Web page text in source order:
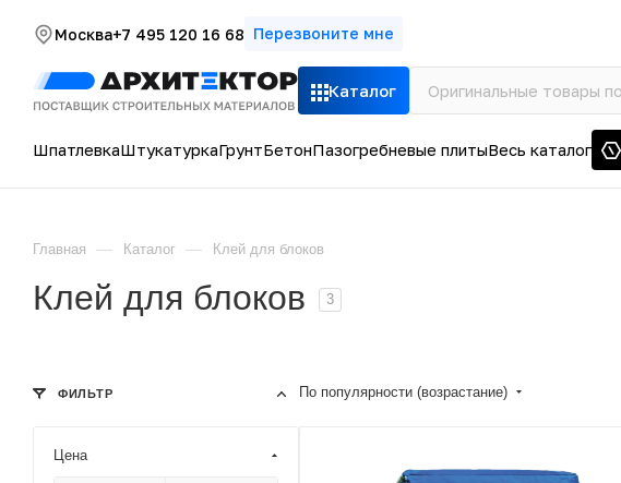
Москва+7 495 120 16 68 Перезвоните мне
Каталог
ШпатлевкаШтукатуркаГрунтБетонПазогребневые плитыВесь каталог
Главная — Каталог — Клей для блоков
Клей для блоков 3
По популярности (возрастание)
ФИЛЬТР
Цена